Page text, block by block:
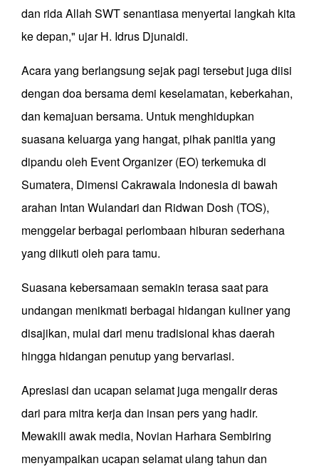
dan rida Allah SWT senantiasa menyertai langkah kita
ke depan," ujar H. Idrus Djunaidi.
Acara yang berlangsung sejak pagi tersebut juga diisi
dengan doa bersama demi keselamatan, keberkahan,
dan kemajuan bersama. Untuk menghidupkan
suasana keluarga yang hangat, pihak panitia yang
dipandu oleh Event Organizer (EO) terkemuka di
Sumatera, Dimensi Cakrawala Indonesia di bawah
arahan Intan Wulandari dan Ridwan Dosh (TOS),
menggelar berbagai perlombaan hiburan sederhana
yang diikuti oleh para tamu.
Suasana kebersamaan semakin terasa saat para
undangan menikmati berbagai hidangan kuliner yang
disajikan, mulai dari menu tradisional khas daerah
hingga hidangan penutup yang bervariasi.
Apresiasi dan ucapan selamat juga mengalir deras
dari para mitra kerja dan insan pers yang hadir.
Mewakili awak media, Novian Harhara Sembiring
menyampaikan ucapan selamat ulang tahun dan